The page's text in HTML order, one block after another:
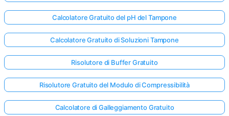
Calcolatore Gratuito del pH del Tampone
Calcolatore Gratuito di Soluzioni Tampone
Risolutore di Buffer Gratuito
Risolutore Gratuito del Modulo di Compressibilità
Calcolatore di Galleggiamento Gratuito